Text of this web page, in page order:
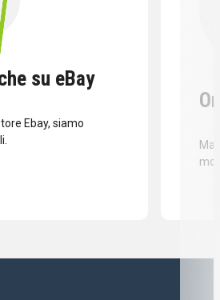
su eBay
Ebay, siamo